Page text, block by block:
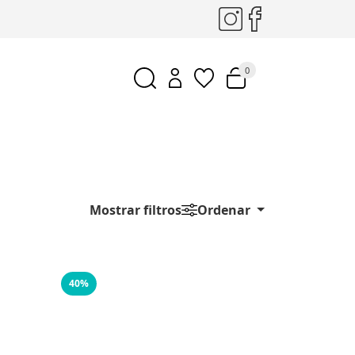
0
Mostrar filtros Ordenar
40%